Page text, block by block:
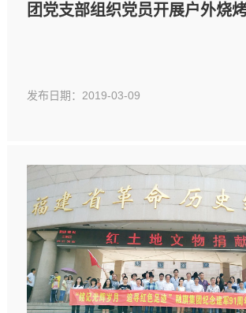
团党支部组织党员开展户外烧
发布日期：2019-03-09